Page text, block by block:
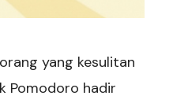
yang kesulitan
Pomodoro hadir